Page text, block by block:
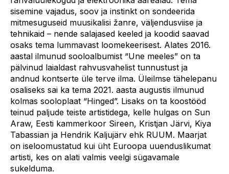
sisemine vajadus, soov ja instinkt on sondeerida
mitmesuguseid muusikalisi žanre, väljendusviise ja
tehnikaid – nende salajased keeled ja koodid saavad
osaks tema lummavast loomekeerisest. Alates 2016.
aastal ilmunud sooloalbumist “Une meeles” on ta
pälvinud laialdast rahvusvahelist tunnustust ja
andnud kontserte üle terve ilma. Üleilmse tähelepanu
osaliseks sai ka tema 2021. aasta augustis ilmunud
kolmas sooloplaat “Hinged”. Lisaks on ta koostööd
teinud paljude teiste artistidega, kelle hulgas on Sun
Araw, Eesti kammerkoor Sireen, Kristjan Järvi, Kiya
Tabassian ja Hendrik Kaljujärv ehk RUUM. Maarjat
on iseloomustatud kui üht Euroopa uuenduslikumat
artisti, kes on alati valmis veelgi sügavamale
sukelduma.